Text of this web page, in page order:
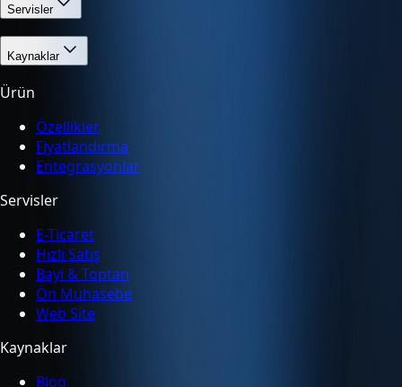
Servisler
Kaynaklar
Ürün
Özellikler
Fiyatlandırma
Entegrasyonlar
Servisler
E-Ticaret
Hızlı Satış
Bayi & Toptan
Ön Muhasebe
Web Site
Kaynaklar
Blog